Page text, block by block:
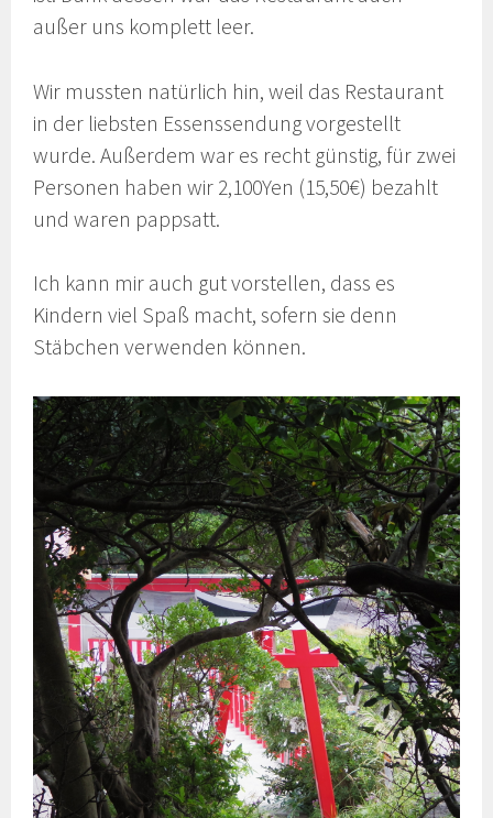
außer uns komplett leer.
Wir mussten natürlich hin, weil das Restaurant
in der liebsten Essenssendung vorgestellt
wurde. Außerdem war es recht günstig, für zwei
Personen haben wir 2,100Yen (15,50€) bezahlt
und waren pappsatt.
Ich kann mir auch gut vorstellen, dass es
Kindern viel Spaß macht, sofern sie denn
Stäbchen verwenden können.